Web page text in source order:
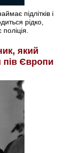
підлітків і
рідко,
який
пів Європи